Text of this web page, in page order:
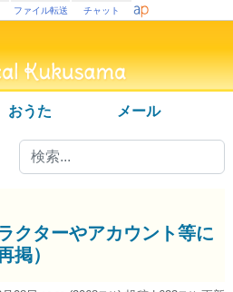
ファイル転送 チャット
おうた メール
クターやアカウント等に
掲）